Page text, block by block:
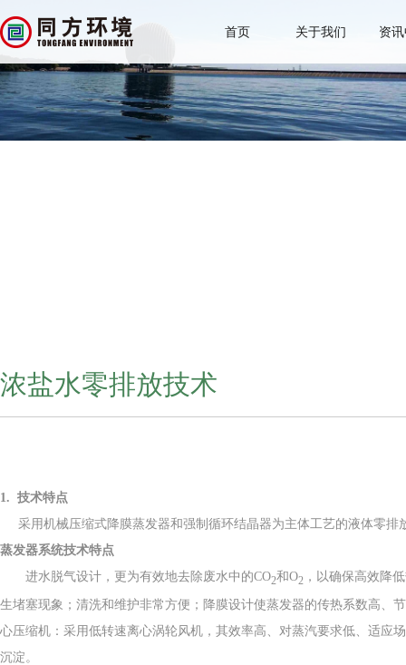
首页 关于我们 资
浓盐水零排放技术
1. 技术特点
采用机械压缩式降膜蒸发器和强制循环结晶器为主体工艺的液体零排
蒸发器系统技术特点
进水脱气设计，更为有效地去除废水中的CO2和O2 ，以确保高效降
生堵塞现象；清洗和维护非常方便； 降膜设计使蒸发器的传热系数高、
心压缩机：采用低转速离心涡轮风机，其效率高、对蒸汽要求低、适应
沉淀。